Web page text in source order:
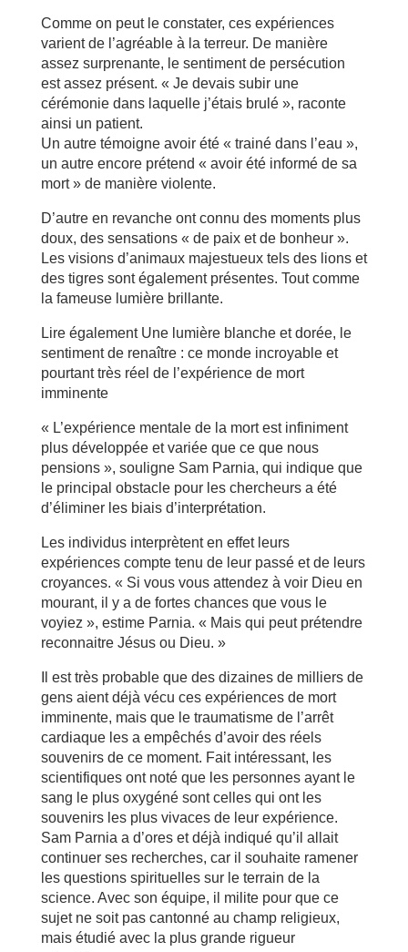
Comme on peut le constater, ces expériences
varient de l’agréable à la terreur. De manière
assez surprenante, le sentiment de persécution
est assez présent. « Je devais subir une
cérémonie dans laquelle j’étais brulé », raconte
ainsi un patient.
Un autre témoigne avoir été « trainé dans l’eau »,
un autre encore prétend « avoir été informé de sa
mort » de manière violente.
D’autre en revanche ont connu des moments plus
doux, des sensations « de paix et de bonheur ».
Les visions d’animaux majestueux tels des lions et
des tigres sont également présentes. Tout comme
la fameuse lumière brillante.
Lire également Une lumière blanche et dorée, le
sentiment de renaître : ce monde incroyable et
pourtant très réel de l’expérience de mort
imminente
« L’expérience mentale de la mort est infiniment
plus développée et variée que ce que nous
pensions », souligne Sam Parnia, qui indique que
le principal obstacle pour les chercheurs a été
d’éliminer les biais d’interprétation.
Les individus interprètent en effet leurs
expériences compte tenu de leur passé et de leurs
croyances. « Si vous vous attendez à voir Dieu en
mourant, il y a de fortes chances que vous le
voyiez », estime Parnia. « Mais qui peut prétendre
reconnaitre Jésus ou Dieu. »
Il est très probable que des dizaines de milliers de
gens aient déjà vécu ces expériences de mort
imminente, mais que le traumatisme de l’arrêt
cardiaque les a empêchés d’avoir des réels
souvenirs de ce moment. Fait intéressant, les
scientifiques ont noté que les personnes ayant le
sang le plus oxygéné sont celles qui ont les
souvenirs les plus vivaces de leur expérience.
Sam Parnia a d’ores et déjà indiqué qu’il allait
continuer ses recherches, car il souhaite ramener
les questions spirituelles sur le terrain de la
science. Avec son équipe, il milite pour que ce
sujet ne soit pas cantonné au champ religieux,
mais étudié avec la plus grande rigueur